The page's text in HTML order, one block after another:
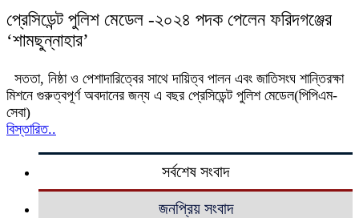
প্রেসিডেন্ট পুলিশ মেডেল -২০২৪ পদক পেলেন ফরিদগঞ্জের
‘শামছুন্নাহার’
সততা, নিষ্ঠা ও পেশাদারিত্বের সাথে দায়িত্ব পালন এবং জাতিসংঘ শান্তিরক্ষা
মিশনে গুরুত্বপূর্ণ অবদানের জন্য এ বছর প্রেসিডেন্ট পুলিশ মেডেল(পিপিএম-
সেবা)
বিস্তারিত..
সর্বশেষ সংবাদ
জনপ্রিয় সংবাদ